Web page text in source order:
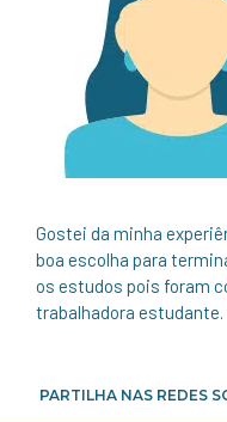
Gostei da minha
boa escolha para
os estudos pois foram
trabalhadora estudante.
PARTILHA NAS REDES